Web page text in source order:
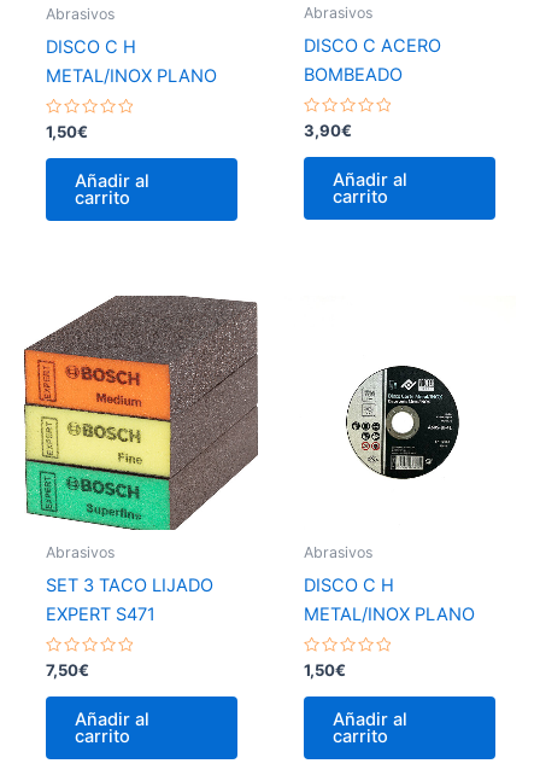
Abrasivos
DISCO C H
METAL/INOX PLANO
Valorado
con
0
1,50€
Añadir al
carrito
Abrasivos
DISCO C ACERO
BOMBEADO
Valorado
con
0
3,90€
Añadir al
carrito
Abrasivos
SET 3 TACO LIJADO
EXPERT S471
Valorado
con
0
7,50€
Añadir al
carrito
Abrasivos
DISCO C H
METAL/INOX PLANO
Valorado
con
0
1,50€
Añadir al
carrito